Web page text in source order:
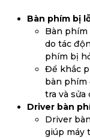
Bàn phím bị
Bàn
do tác
phím bị
Để khắc
bàn phím
tra và sửa
Driver bàn
Driver
giúp máy